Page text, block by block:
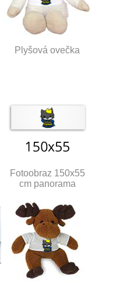
Plyšová ovečka
Fotoobraz 150x55
cm panorama